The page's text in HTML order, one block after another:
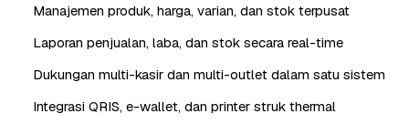
Manajemen produk, harga, varian, dan stok terpusat
Laporan penjualan, laba, dan stok secara real-time
Dukungan multi-kasir dan multi-outlet dalam satu sistem
Integrasi QRIS, e-wallet, dan printer struk thermal